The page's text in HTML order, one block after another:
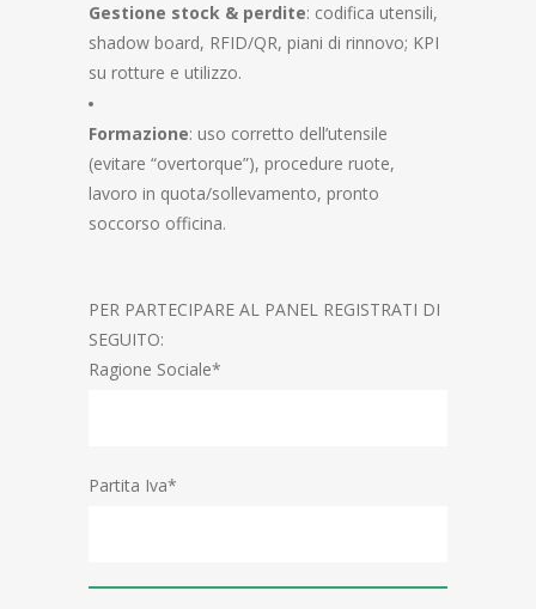
Gestione stock & perdite: codifica utensili,
shadow board, RFID/QR, piani di rinnovo; KPI
su rotture e utilizzo.
Formazione: uso corretto dell’utensile
(evitare “overtorque”), procedure ruote,
lavoro in quota/sollevamento, pronto
soccorso officina.
PER PARTECIPARE AL PANEL REGISTRATI DI
SEGUITO:
Ragione Sociale*
Partita Iva*